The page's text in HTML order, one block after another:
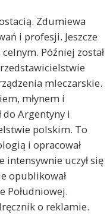
Zdumiewa
i profesji. Jeszcze
Później został
mleczarskie.
młynem i
do Argentyny i
polskim. To
i opracował
intensywnie uczył się
opublikował
Południowej.
o reklamie.